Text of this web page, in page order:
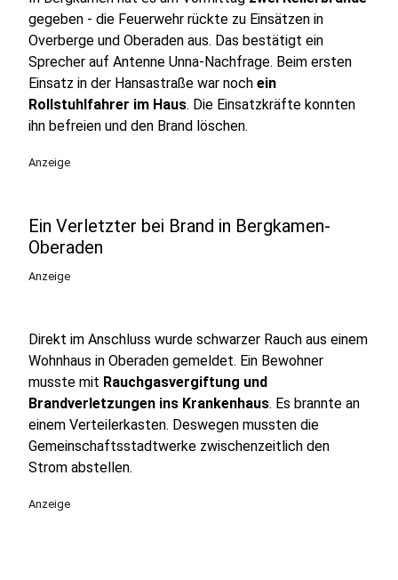
gegeben - die Feuerwehr rückte zu Einsätzen in
Overberge und Oberaden aus. Das bestätigt ein
Sprecher auf Antenne Unna-Nachfrage. Beim ersten
Einsatz in der Hansastraße war noch ein
Rollstuhlfahrer im Haus. Die Einsatzkräfte konnten
ihn befreien und den Brand löschen.
Anzeige
Ein Verletzter bei Brand in Bergkamen-
Oberaden
Anzeige
Direkt im Anschluss wurde schwarzer Rauch aus einem
Wohnhaus in Oberaden gemeldet. Ein Bewohner
musste mit Rauchgasvergiftung und
Brandverletzungen ins Krankenhaus. Es brannte an
einem Verteilerkasten. Deswegen mussten die
Gemeinschaftsstadtwerke zwischenzeitlich den
Strom abstellen.
Anzeige